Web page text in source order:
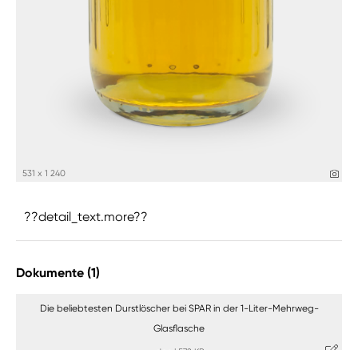
531 x 1 240
??detail_text.more??
Dokumente (1)
Die beliebtesten Durstlöscher bei SPAR in der 1-Liter-Mehrweg-
Glasflasche